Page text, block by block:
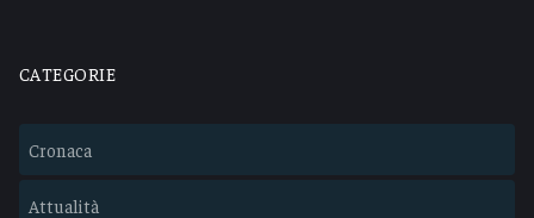
CATEGORIE
Cronaca
Attualità